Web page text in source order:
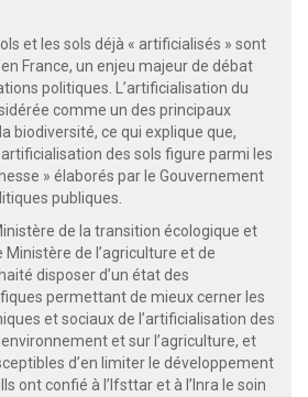
et les sols déjà « artificialisés » sont
France, un enjeu majeur de débat
politiques. L’artificialisation du
comme un des principaux
biodiversité, ce qui explique que,
des sols figure parmi les
» élaborés par le Gouvernement
publiques.
de la transition écologique et
Ministère de l’agriculture et de
disposer d’un état des
permettant de mieux cerner les
et sociaux de l’artificialisation des
et sur l’agriculture, et
d’en limiter le développement
ont confié à l’Ifsttar et à l’Inra le soin